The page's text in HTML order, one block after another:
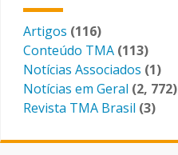
Artigos (116)
Conteúdo TMA (113)
Notícias Associados (1)
Notícias em Geral (2, 772)
Revista TMA Brasil (3)